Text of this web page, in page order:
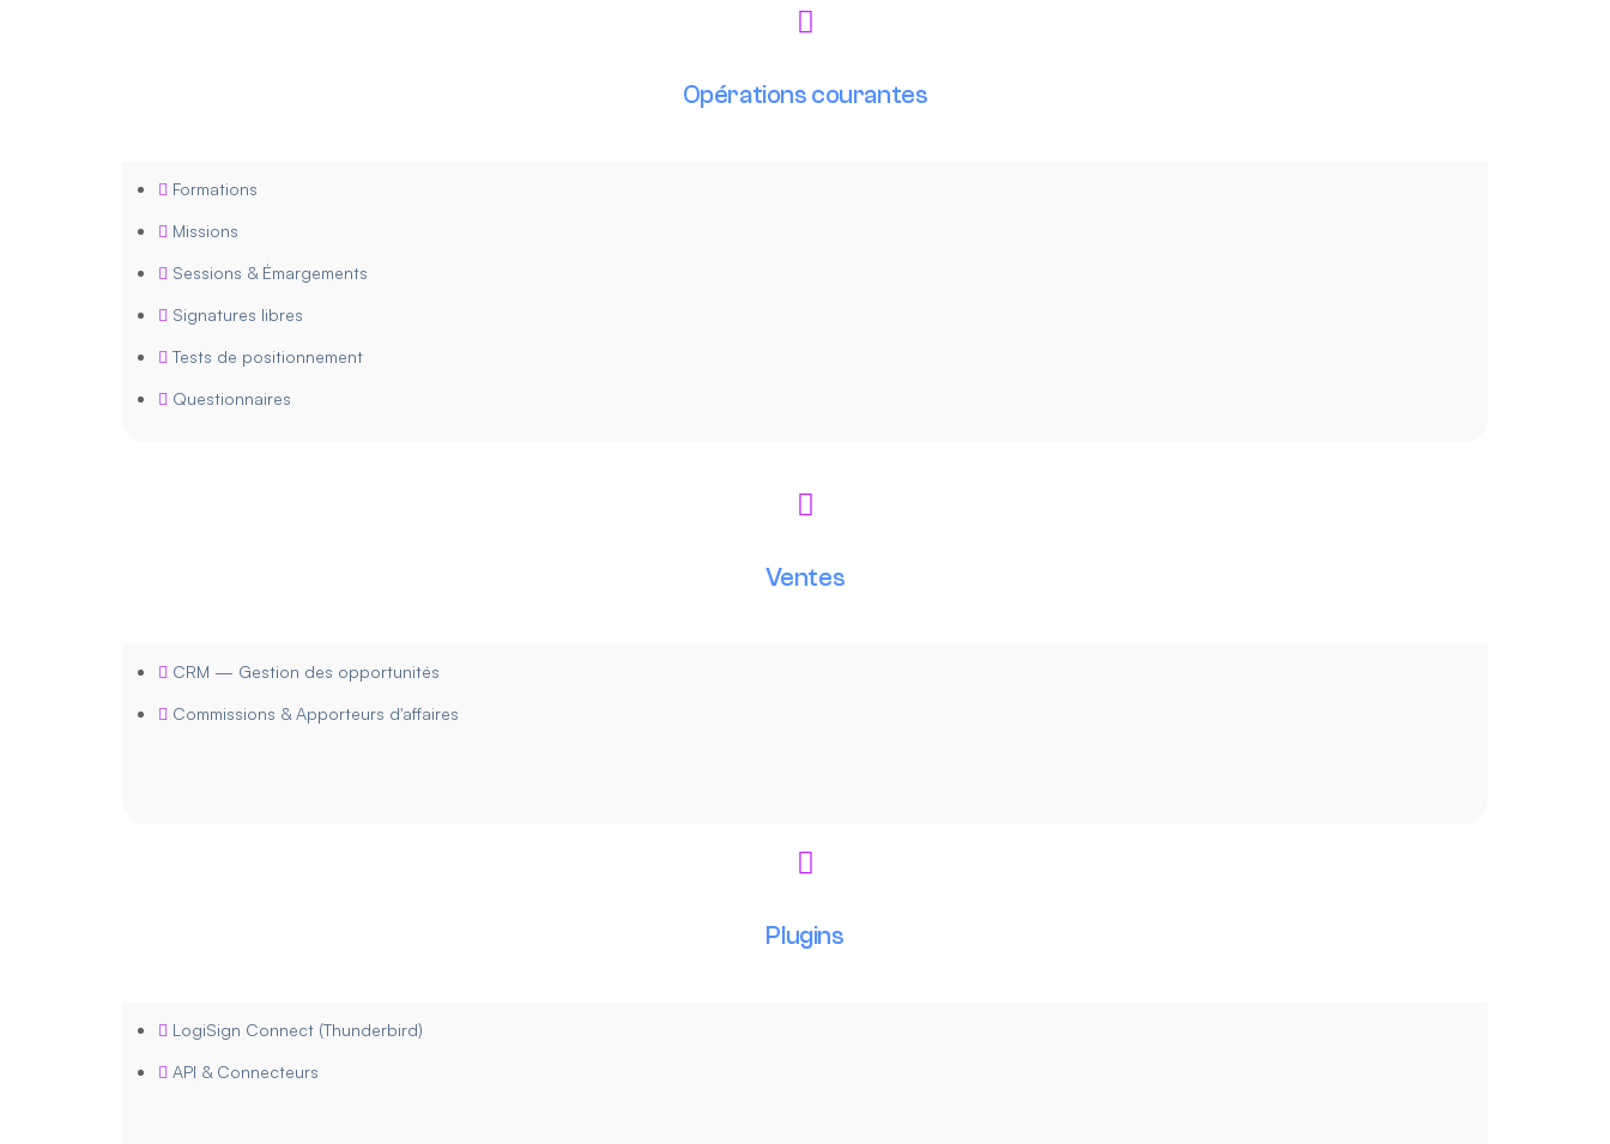
Opérations courantes
Formations
Missions
Sessions & Émargements
Signatures libres
Tests de positionnement
Questionnaires
Ventes
CRM — Gestion des opportunités
Commissions & Apporteurs d'affaires
Plugins
LogiSign Connect (Thunderbird)
API & Connecteurs